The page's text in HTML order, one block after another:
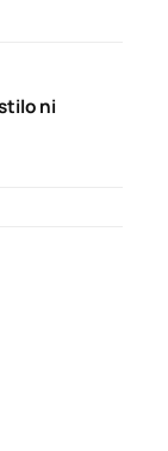
ni